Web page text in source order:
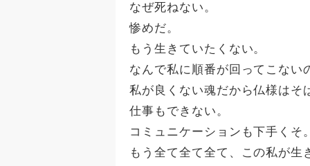
なぜ死ねない。
惨めだ。
もう生きていたくない。
なんで私に順番が回ってこない
私が良くない魂だから仏様はそ
仕事もできない。
コミュニケーションも下手くそ。
もう全て全て全て、この私が生